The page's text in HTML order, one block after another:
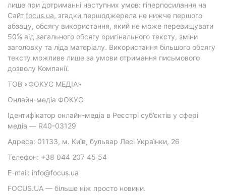
лише при дотриманні наступних умов: гіперпосилання на
Cайт focus.ua, згадки першоджерела не нижче першого
абзацу, обсягу використання, який не може перевищувати
50% від загального обсягу оригінального тексту, зміни
заголовку та ліда матеріалу. Використання більшого обсягу
тексту можливе лише за умови отримання письмового
дозволу Компанії.
ТОВ «ФОКУС МЕДІА»
Онлайн-медіа ФОКУС
Ідентифікатор онлайн-медіа в Реєстрі суб’єктів у сфері
медіа — R40-03129
Адреса: 01133, м. Київ, бульвар Лесі Українки, 26
Телефон: +38 044 207 45 54
E-mail: info@focus.ua
FOCUS.UA — більше ніж просто новини.